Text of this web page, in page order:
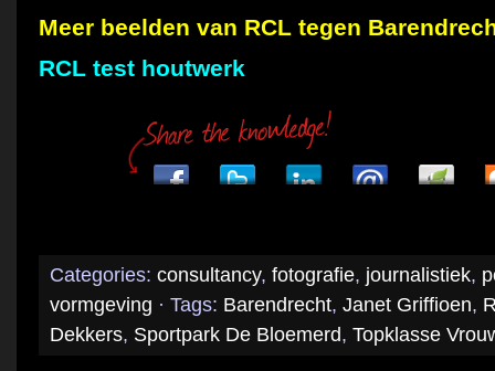
Meer beelden van RCL tegen
RCL test houtwerk
Categories: consultancy, fotografie, journalistiek,
vormgeving · Tags: Barendrecht, Janet Griffioen,
Dekkers, Sportpark De Bloemerd, Topklasse